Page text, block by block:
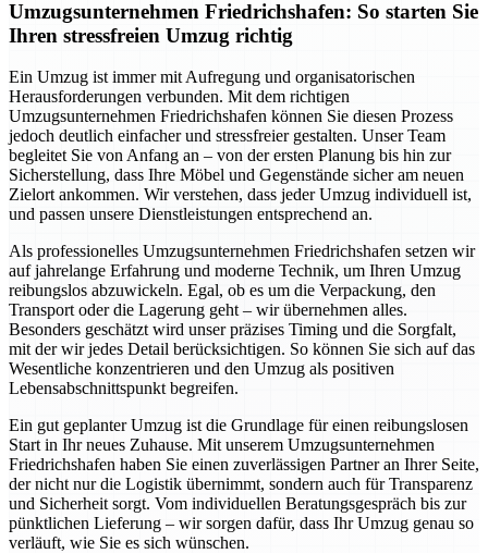
Umzugsunternehmen Friedrichshafen: So starten Sie
Ihren stressfreien Umzug richtig
Ein Umzug ist immer mit Aufregung und organisatorischen
Herausforderungen verbunden. Mit dem richtigen
Umzugsunternehmen Friedrichshafen können Sie diesen Prozess
jedoch deutlich einfacher und stressfreier gestalten. Unser Team
begleitet Sie von Anfang an – von der ersten Planung bis hin zur
Sicherstellung, dass Ihre Möbel und Gegenstände sicher am neuen
Zielort ankommen. Wir verstehen, dass jeder Umzug individuell ist,
und passen unsere Dienstleistungen entsprechend an.
Als professionelles Umzugsunternehmen Friedrichshafen setzen wir
auf jahrelange Erfahrung und moderne Technik, um Ihren Umzug
reibungslos abzuwickeln. Egal, ob es um die Verpackung, den
Transport oder die Lagerung geht – wir übernehmen alles.
Besonders geschätzt wird unser präzises Timing und die Sorgfalt,
mit der wir jedes Detail berücksichtigen. So können Sie sich auf das
Wesentliche konzentrieren und den Umzug als positiven
Lebensabschnittspunkt begreifen.
Ein gut geplanter Umzug ist die Grundlage für einen reibungslosen
Start in Ihr neues Zuhause. Mit unserem Umzugsunternehmen
Friedrichshafen haben Sie einen zuverlässigen Partner an Ihrer Seite,
der nicht nur die Logistik übernimmt, sondern auch für Transparenz
und Sicherheit sorgt. Vom individuellen Beratungsgespräch bis zur
pünktlichen Lieferung – wir sorgen dafür, dass Ihr Umzug genau so
verläuft, wie Sie es sich wünschen.